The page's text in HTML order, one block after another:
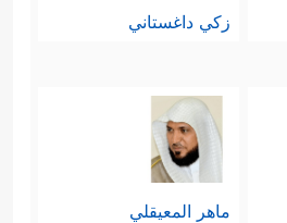
زكي داغستاني
ماهر المعيقلي